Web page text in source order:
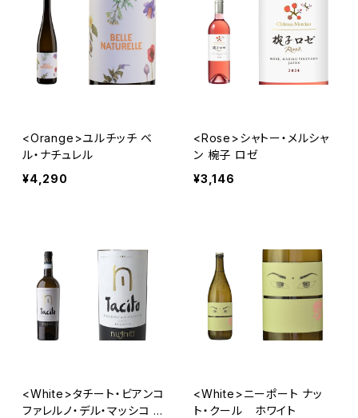
<Orange>ユルチッチ ベ
ル・ナチュレル
¥4,290
<Rose>シャトー・メルシャ
ン 椀子 ロゼ
¥3,146
<White>タチート・ビアンコ
ファレルノ・デル・マッシコ D
<White>ニーポート ナッ
ト・クール ホワイト